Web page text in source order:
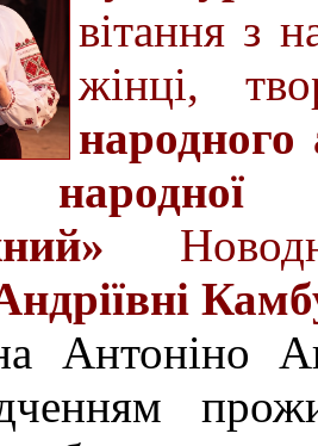
вітання з
жінці,
народної
Антоніно